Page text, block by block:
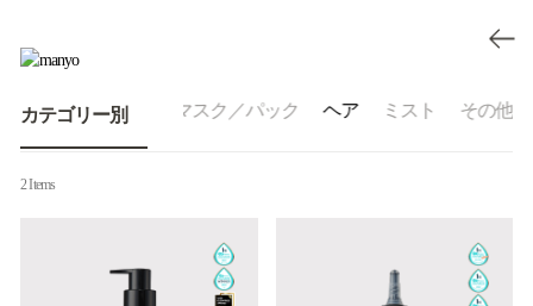
カテゴリー別
ム 日焼け止め マスク／パック ヘア ミスト その他
2 Items